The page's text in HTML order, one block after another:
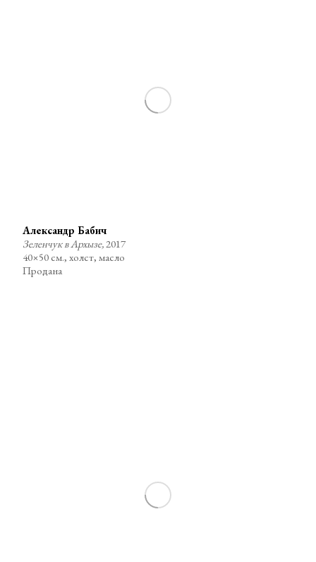
Александр Бабич
Зеленчук в Архызе, 2017
40×50 см., холст, масло
Продана